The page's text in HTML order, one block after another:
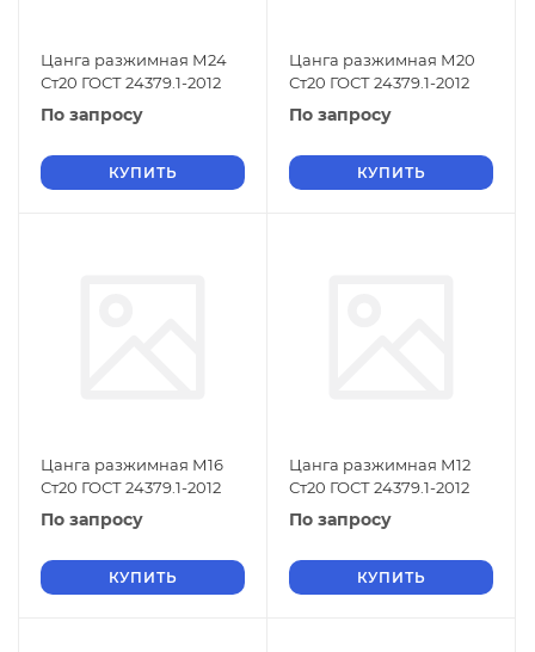
Цанга разжимная М24
Ст20 ГОСТ 24379.1-2012
По запросу
КУПИТЬ
Цанга разжимная М20
Ст20 ГОСТ 24379.1-2012
По запросу
КУПИТЬ
Цанга разжимная М16
Ст20 ГОСТ 24379.1-2012
По запросу
КУПИТЬ
Цанга разжимная М12
Ст20 ГОСТ 24379.1-2012
По запросу
КУПИТЬ